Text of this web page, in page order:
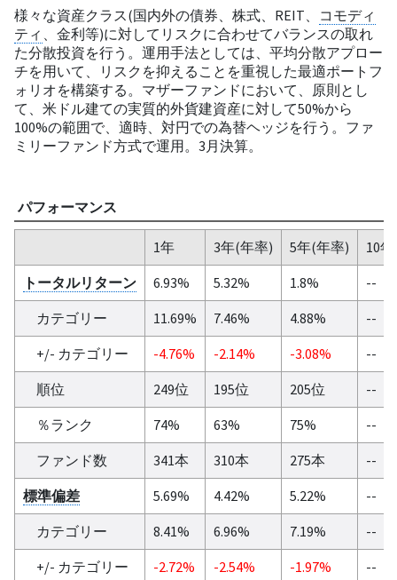
様々な資産クラス(国内外の債券、株式、REIT、
コモディ
ティ
、金利等)に対してリスクに合わせてバランスの取れ
た分散投資を行う。運用手法としては、平均分散アプロー
チを用いて、リスクを抑えることを重視した最適ポートフ
ォリオを構築する。マザーファンドにおいて、原則とし
て、米ドル建ての実質的外貨建資産に対して50%から
100%の範囲で、適時、対円での為替ヘッジを行う。ファ
ミリーファンド方式で運用。3月決算。
パフォーマンス
1年 3年(年率) 5年(年率)
10
トータルリターン
6.93% 5.32% 1.8%
--
カテゴリー
11.69% 7.46% 4.88%
--
+/- カテゴリー
-4.76% -2.14% -3.08%
--
順位
249位 195位 205位
--
％ランク
74% 63% 75%
--
ファンド数
341本 310本 275本
--
標準偏差
5.69% 4.42% 5.22%
--
カテゴリー
8.41% 6.96% 7.19%
--
+/- カテゴリー
-2.72% -2.54% -1.97%
--